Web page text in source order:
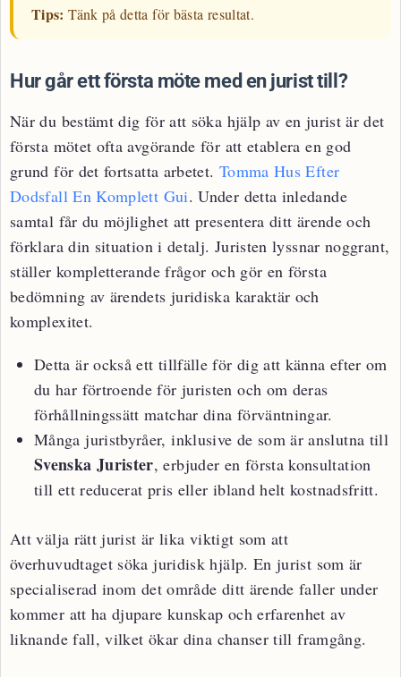
Tips: Tänk på detta för bästa resultat.
Hur går ett första möte med en jurist till?
När du bestämt dig för att söka hjälp av en jurist är det
första mötet ofta avgörande för att etablera en god
grund för det fortsatta arbetet. Tomma Hus Efter
Dodsfall En Komplett Gui. Under detta inledande
samtal får du möjlighet att presentera ditt ärende och
förklara din situation i detalj. Juristen lyssnar noggrant,
ställer kompletterande frågor och gör en första
bedömning av ärendets juridiska karaktär och
komplexitet.
Detta är också ett tillfälle för dig att känna efter om
du har förtroende för juristen och om deras
förhållningssätt matchar dina förväntningar.
Många juristbyråer, inklusive de som är anslutna till
Svenska Jurister, erbjuder en första konsultation
till ett reducerat pris eller ibland helt kostnadsfritt.
Att välja rätt jurist är lika viktigt som att
överhuvudtaget söka juridisk hjälp. En jurist som är
specialiserad inom det område ditt ärende faller under
kommer att ha djupare kunskap och erfarenhet av
liknande fall, vilket ökar dina chanser till framgång.